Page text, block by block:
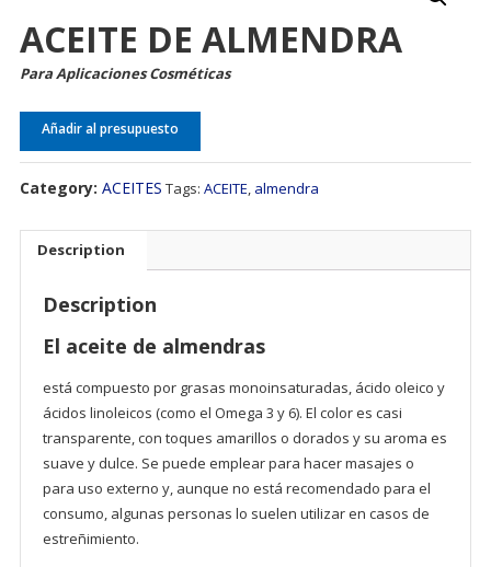
ACEITE DE ALMENDRA
Para Aplicaciones Cosméticas
Añadir al presupuesto
Category: ACEITES Tags: ACEITE, almendra
Description
Description
El aceite de almendras
está compuesto por grasas monoinsaturadas, ácido oleico y
ácidos linoleicos (como el Omega 3 y 6). El color es casi
transparente, con toques amarillos o dorados y su aroma es
suave y dulce. Se puede emplear para hacer masajes o
para uso externo y, aunque no está recomendado para el
consumo, algunas personas lo suelen utilizar en casos de
estreñimiento.